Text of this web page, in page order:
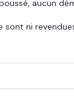
aucun
sont ni